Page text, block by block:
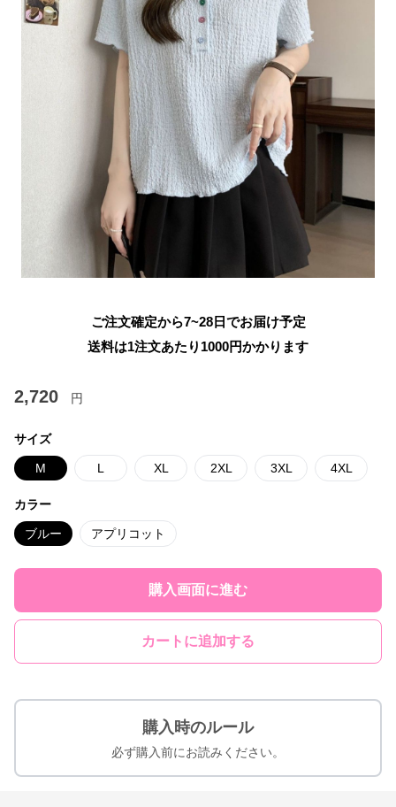
ご注文確定から7~28日でお届け予定
送料は1注文あたり 1000円かかります
2,720 円
サイズ
M L XL 2XL 3XL 4XL
カラー
ブルー アプリコット
購入画面に進む
カートに追加する
購入時のルール
必ず購入前にお読みください。